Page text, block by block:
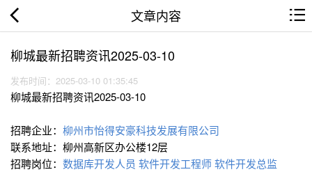
文章内容
柳城最新招聘资讯2025-03-10
发布时间：2025-03-10 01:35:45
柳城最新招聘资讯2025-03-10
招聘企业： 柳州市怡得安豪科技发展有限公司
联系地址：柳州高新区办公楼12层
招聘岗位： 数据库开发人员 软件开发工程师软件开发总监